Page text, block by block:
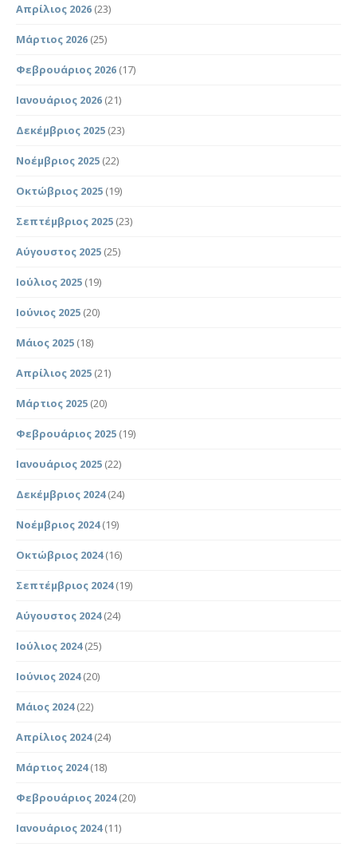
Απρίλιος 2026 (23)
Μάρτιος 2026 (25)
Φεβρουάριος 2026 (17)
Ιανουάριος 2026 (21)
Δεκέμβριος 2025 (23)
Νοέμβριος 2025 (22)
Οκτώβριος 2025 (19)
Σεπτέμβριος 2025 (23)
Αύγουστος 2025 (25)
Ιούλιος 2025 (19)
Ιούνιος 2025 (20)
Μάιος 2025 (18)
Απρίλιος 2025 (21)
Μάρτιος 2025 (20)
Φεβρουάριος 2025 (19)
Ιανουάριος 2025 (22)
Δεκέμβριος 2024(24)
Νοέμβριος 2024(19)
Οκτώβριος 2024(16)
Σεπτέμβριος 2024(19)
Αύγουστος 2024(24)
Ιούλιος 2024(25)
Ιούνιος 2024(20)
Μάιος 2024(22)
Απρίλιος 2024(24)
Μάρτιος 2024(18)
Φεβρουάριος 2024(20)
Ιανουάριος 2024(11)